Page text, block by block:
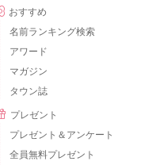
おすすめ
名前ランキング検索
アワード
マガジン
タウン誌
プレゼント
プレゼント＆アンケート
全員無料プレゼント